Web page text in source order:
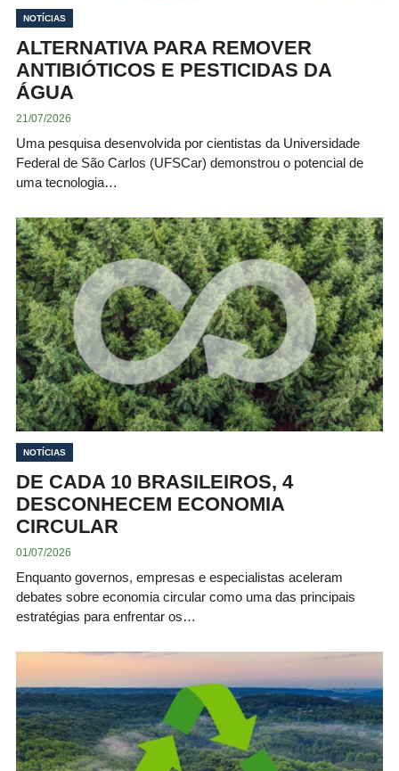
NOTÍCIAS
ALTERNATIVA PARA REMOVER
ANTIBIÓTICOS E PESTICIDAS DA
ÁGUA
21/07/2026
Uma pesquisa desenvolvida por cientistas da Universidade
Federal de São Carlos (UFSCar) demonstrou o potencial de
uma tecnologia…
NOTÍCIAS
DE CADA 10 BRASILEIROS, 4
DESCONHECEM ECONOMIA
CIRCULAR
01/07/2026
Enquanto governos, empresas e especialistas aceleram
debates sobre economia circular como uma das principais
estratégias para enfrentar os…